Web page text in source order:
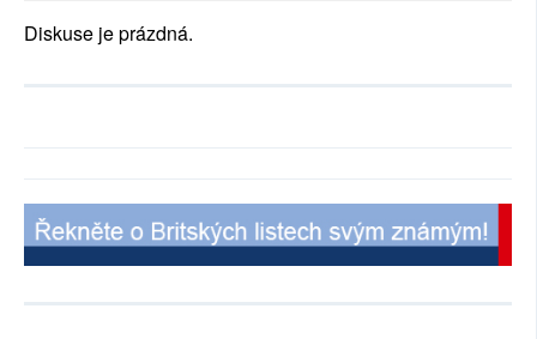
Diskuse je prázdná.